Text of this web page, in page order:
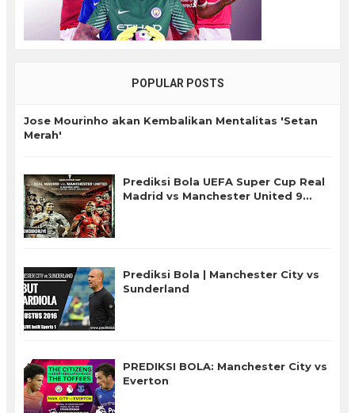
POPULAR POSTS
Jose Mourinho akan Kembalikan Mentalitas 'Setan
Merah'
Prediksi Bola UEFA Super Cup Real
Madrid vs Manchester United 9
Prediksi Bola | Manchester City vs
Sunderland
PREDIKSI BOLA: Manchester City vs
Everton